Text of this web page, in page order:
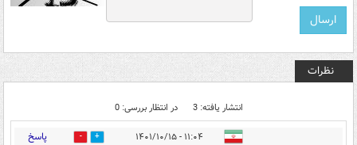
نظرات
انتشار یافته: 3 در انتظار بررسی: 0
۱۱:۰۴ - ۱۴۰۱/۱۰/۱۵ 0 پاسخ